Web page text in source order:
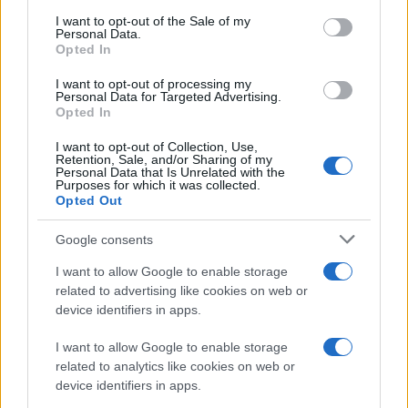
consent section.
I want to opt-out of the Sale of my
Personal Data.
Opted In
I want to opt-out of processing my
Personal Data for Targeted Advertising.
Opted In
I want to opt-out of Collection, Use,
Retention, Sale, and/or Sharing of my
Personal Data that Is Unrelated with the
Purposes for which it was collected.
Opted Out
Google consents
I want to allow Google to enable storage
related to advertising like cookies on web or
device identifiers in apps.
I want to allow Google to enable storage
related to analytics like cookies on web or
device identifiers in apps.
Διαβάστε περισσότερα
πριν 1 λεπτό
άτομα για την
πρόκληση πυρκαγιάς
σε Σκύρο και Λακωνία -
Σχεδόν 700 τα
πρόστιμα για εμπρησμό
περιστατικά βρίσκεται σε
εξέλιξη, προκειμένου να